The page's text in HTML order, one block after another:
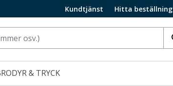
Kundtjänst Hitta beställning
& TRYCK